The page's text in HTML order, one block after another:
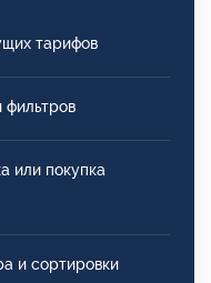
тарифов
фильтров
или покупка
и сортировки